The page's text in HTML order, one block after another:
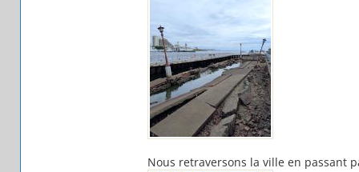
Nous retraversons la ville en passant